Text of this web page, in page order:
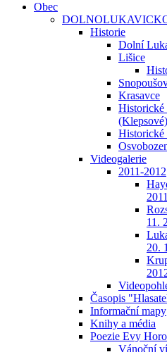
Obec
Historie
Dolní
Lišice
Krasavce
Historické
(Klepsové)
Historické
Videogalerie
2011-2012
2011
11.
20.
Časopis
Informační mapy
Knihy a média
Poezie Evy
Vánoční